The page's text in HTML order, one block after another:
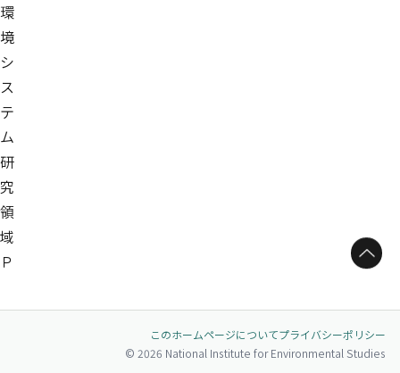
環
境
シ
ス
テ
ム
研
究
領
域
Ｐ
ページトップへ
このホームページについてプライバシーポリシー
© 2026 National Institute for Environmental Studies